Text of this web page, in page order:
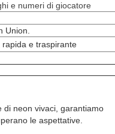
e numeri di giocatore
Union.
e traspirante
di neon vivaci, garantiamo
le aspettative.